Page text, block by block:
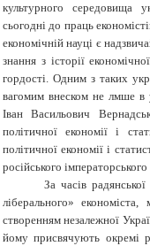
культурного середовища
сьогодні до праць
економічній науці є
знання з історії
гордості. Одним з таких
вагомим внеском не лмше в
Іван Васильович
політичної економії і
політичної економії і
російського
За часів
ліберального»
створенням незалежної
йому присвячують окремі